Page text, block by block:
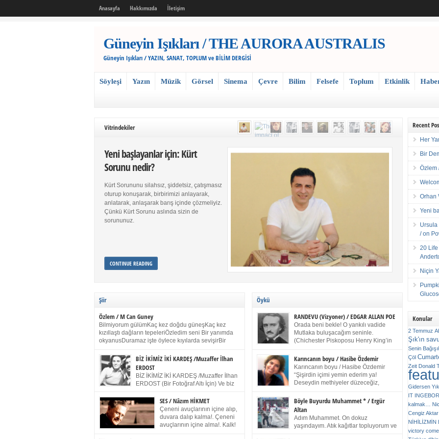
Anasayfa Hakkımızda İletişim
Güneyin Işıkları / THE AURORA AUSTRALIS
Güneyin Işıkları / YAZIN, SANAT, TOPLUM ve BİLİM DERGİSİ
Söyleşi Yazın Müzik Görsel Sinema Çevre Bilim Felsefe Toplum Etkinlik
Vitrindekiler
Yeni başlayanlar için: Kürt
Sorunu nedir?
Kürt Sorununu silahsız, şiddetsiz, çatışmasız
oturup konuşarak, birbirimizi anlayarak,
anlatarak, anlaşarak barış içinde çözmeliyiz.
Çünkü Kürt Sorunu aslında sizin de
sorununuz.
CONTINUE READING
Şiir
Özlem / M Can Guney
Bilmiyorum gülümKaç kez doğdu güneşKaç kez
kızıllaştı dağların tepeleriÖzledim seni Bir yanımda
okyanusDuramaz işte öylece kıyılarda sevişirBir
dururSokulur yalnızlığıma kokun olur Gözlerim bir
buruk gülümsemeDudağımda buğusu
öpüşlerinGeceler boyuÖzledim seni 2004 Haziran
Sydney / Toplumsal Kaynak / Memduh Güney
BİZ İKİMİZ İKİ KARDEŞ /Muzaffer İlhan
ERDOST
BİZ İKİMİZ İKİ KARDEŞ /Muzaffer İlhan
ERDOST (Bir Fotoğraf Altı İçin) Ve biz
Duracağız Fotoğrafımızda durduğumuz gibi Benim
ellerimde kelepçe Yüzümde yapay bir gülüş
(Kelepçeyi yadırgamanın gülüşü belki İlk kez olduğu
için Sonra alıştım Ve unuttum sonra kelepçeyi
SES / Nâzım HİKMET
Çeneni avuçlarının içine alıp,
duvara dalıp kalma!. Çeneni
avuçlarının içine alma!. Kalk!
Öykü
RANDEVU (Vizyoner) / EDGAR ALLAN POE
Orada beni bekle! O yankılı vadide
Mutlaka buluşacağım seninle.
(Chichester Piskoposu Henry King’in
Talihsiz ve gizemli adam! – Sen ki kendi hayal
gücünün parlaklığıyla afalladın, gençliğinin alevleri
arasına düştün! Hayalimde seni tekrar görüyorum!
Bir kez daha önümde duruyor siluetin! – Olduğun –
ah olduğun gibi değil soğuk vadide ve gölgelerin […]
Karıncanın boyu / Hasibe Özdemir
Karıncanın boyu / Hasibe Özdemir
“Şişirdin içimi yemin ederim ya!
Deseydin methiyeler düzeceğiz,
titriyor. “Sana gel demedim kızım.” diyorum sakince.
“Takıldın peşime madem, ne duyarsan
katlanacaksın.” Bir sigara yakıyor. Başını yana yatırıp,
bezmiş annelerin yılgın bakışıyla süzüyor beni.
Kaşlarımı kaldırıp ona bakıyorum ben de. Pes ediyor.
Böyle Buyurdu Muhammet * / Ergür
Altan
Adım Muhammet. On dokuz
yaşındayım. Atık kağıtlar topluyorum ve
Recent
Her
Bir
Özlem
Orhan
Yeni
Ursula
/ on
20
Niçin
Konular
2 Temmuz
Şık'ın
Senin
Çöl
Zeit Donald
Gidersen
IT
kalmak…
Cengiz Aktar
NİHİLİZMİN
victory